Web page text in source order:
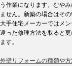
う作業になります。むや
ません。新築の場合はそ
大手住宅メーカーではメ
違った修理方法を取ると
ます。
外壁リフォームの種類や